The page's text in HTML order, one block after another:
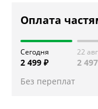
Оплата
Сегодня
2 499 ₽
22 авг
2
Без переплат